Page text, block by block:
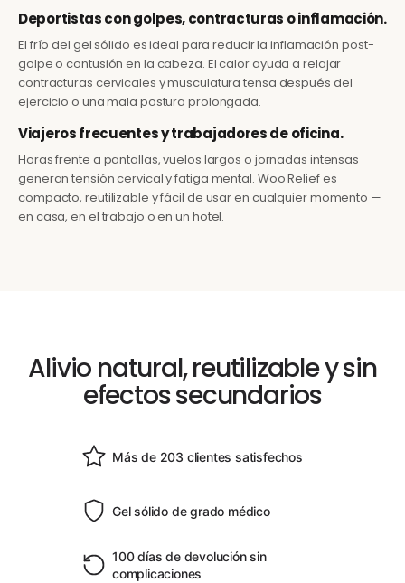
Deportistas con golpes, contracturas o inflamación.
El frío del gel sólido es ideal para reducir la inflamación post-
golpe o contusión en la cabeza. El calor ayuda a relajar
contracturas cervicales y musculatura tensa después del
ejercicio o una mala postura prolongada.
Viajeros frecuentes y trabajadores de oficina.
Horas frente a pantallas, vuelos largos o jornadas intensas
generan tensión cervical y fatiga mental. Woo Relief es
compacto, reutilizable y fácil de usar en cualquier momento —
en casa, en el trabajo o en un hotel.
Alivio natural, reutilizable y sin
efectos secundarios
Más de 203 clientes satisfechos
Gel sólido de grado médico
100 días de devolución sin
complicaciones